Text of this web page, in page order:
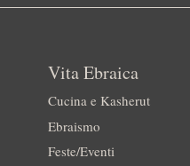
Vita Ebraica
Cucina e Kasherut
Ebraismo
Feste/Eventi